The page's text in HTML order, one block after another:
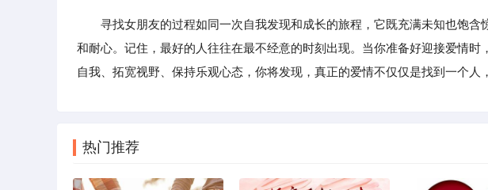
寻找女朋友的过程如同一次自我发现和成长的旅程，它既充满未知也饱含
和耐心。记住，最好的人往往在最不经意的时刻出现。当你准备好迎接爱情
自我、拓宽视野、保持乐观心态，你将发现，真正的爱情不仅仅是找到一个人
热门推荐